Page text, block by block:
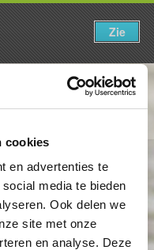
cookies
en advertenties te
media te bieden
Ook delen we
site met onze
en analyse. Deze
Donderdag 9 juli
Zie